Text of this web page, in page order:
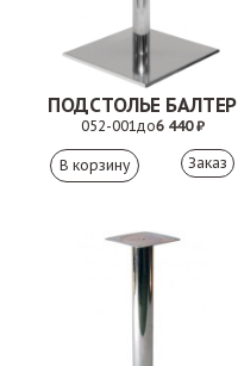
ПОДСТОЛЬЕ БАЛТЕР
052-001до6 440 ₽
Заказ